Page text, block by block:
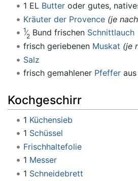
1 EL Butteroder gutes,
Kräuter der Provence (je
1
2Bund frischen Schnittlauch
frisch geriebenen Muskat (je
Salz
frisch gemahlener Pfefferaus
Kochgeschirr
1 Küchensieb
1 Schüssel
Frischhaltefolie
1 Messer
1 Schneidebrett